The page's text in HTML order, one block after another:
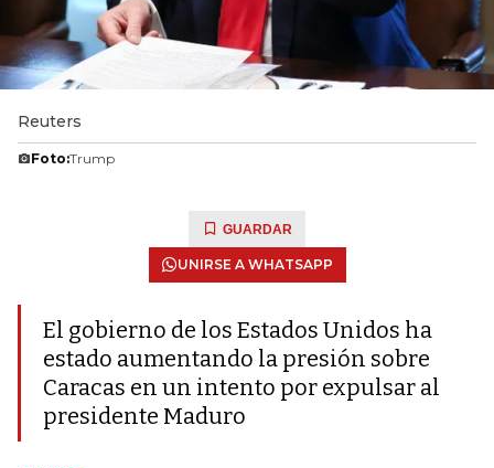
Reuters
Foto:Trump
GUARDAR
UNIRSE A WHATSAPP
El gobierno de los Estados Unidos ha
estado aumentando la presión sobre
Caracas en un intento por expulsar al
presidente Maduro